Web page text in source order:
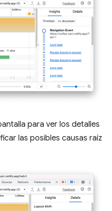
para ver los detalles
las posibles causas raíz